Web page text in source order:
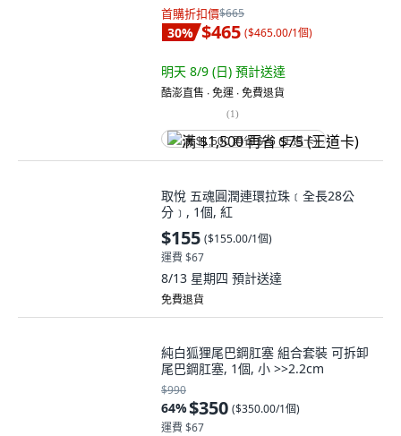
首購折扣價$665
30% $465 ($465.00/1個)
明天 8/9 (日) 預計送達
酷澎直售 ∙ 免運 ∙ 免費退貨
(1)
满 $1,500 再省 $75 (王道卡)
取悅 五魂圓潤連環拉珠﹝全長28公
分﹞, 1個, 紅
$155 ($155.00/1個)
運費 $67
8/13 星期四 預計送達
免費退貨
純白狐狸尾巴鋼肛塞 組合套裝 可拆卸
尾巴鋼肛塞, 1個, 小 >>2.2cm
$990
64%$350 ($350.00/1個)
運費 $67